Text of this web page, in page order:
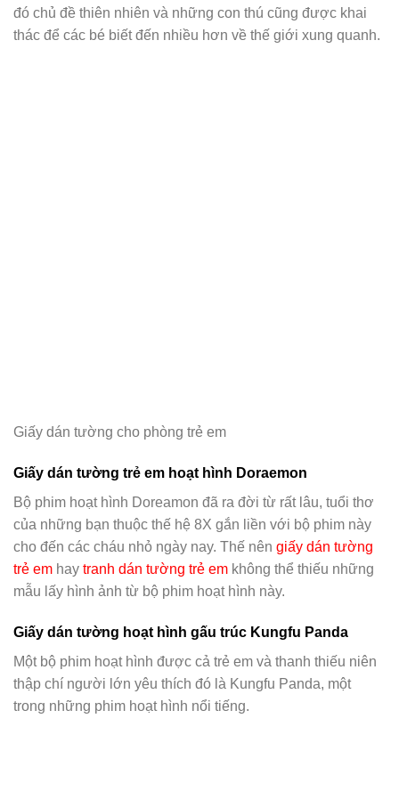
đó chủ đề thiên nhiên và những con thú cũng được khai
thác để các bé biết đến nhiều hơn về thế giới xung quanh.
Giấy dán tường cho phòng trẻ em
Giấy dán tường trẻ em hoạt hình Doraemon
Bộ phim hoạt hình Doreamon đã ra đời từ rất lâu, tuổi thơ
của những bạn thuộc thế hệ 8X gắn liền với bộ phim này
cho đến các cháu nhỏ ngày nay. Thế nên giấy dán tường
trẻ em hay tranh dán tường trẻ em không thể thiếu những
mẫu lấy hình ảnh từ bộ phim hoạt hình này.
Giấy dán tường hoạt hình gấu trúc Kungfu Panda
Một bộ phim hoạt hình được cả trẻ em và thanh thiếu niên
thập chí người lớn yêu thích đó là Kungfu Panda, một
trong những phim hoạt hình nổi tiếng.